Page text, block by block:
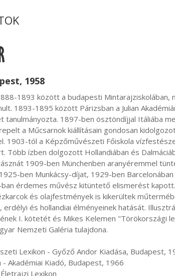
1958
1893-1895 között Párizsban a Julian
tanulmányozta. 1897-ben ösztöndíjjal Itáliába
1903-tól a Képzőművészeti Főiskola
Több ízben dolgozott Hollandiában és
ben Munkácsy-díjat, 1929-ben
érdemes művész kitüntető elismerést kapott.
és hollandiai élményeinek hatását.
I. kötetét és Mikes Kelemen "Törökországi